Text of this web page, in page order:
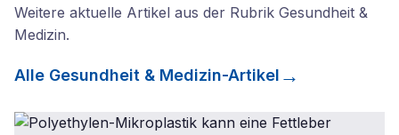
Weitere aktuelle Artikel aus der Rubrik Gesundheit &
Medizin.
Alle Gesundheit & Medizin-Artikel